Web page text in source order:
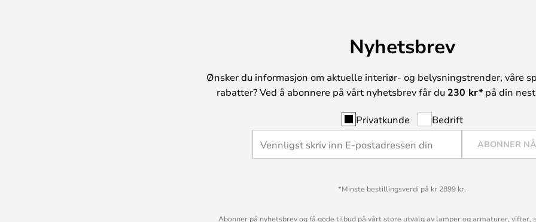
Nyhetsbrev
Ønsker du informasjon om aktuelle interiør- og belysningstrender, våre
rabatter? Ved å abonnere på vårt nyhetsbrev får du 230 kr*på din
Privatkunde Bedrift
ABONNER NÅ
*Minste bestillingsverdi på kr 2899 kr.
Abonner på nyhetsbrev og få gode tilbud på vårt store utvalg av lamper og armaturer, vifter,